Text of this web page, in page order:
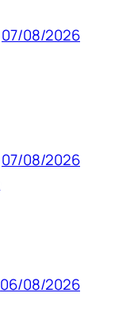
07/08/2026
07/08/2026
06/08/2026